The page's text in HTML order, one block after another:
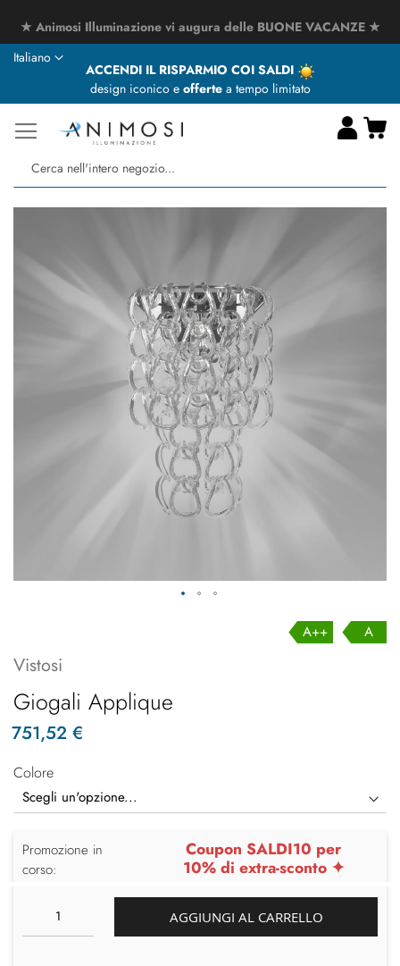
★ Animosi Illuminazione vi augura delle BUONE VACANZE ★
ACCENDI IL RISPARMIO COI SALDI
design iconico e offertea tempo limitato
Lingua
Italiano
A++ A
Vistosi
Giogali Applique
751,52 €
Colore
Promozione in
corso:
Coupon SALDI10 per
10% di extra-sconto ✦
AGGIUNGI AL CARRELLO